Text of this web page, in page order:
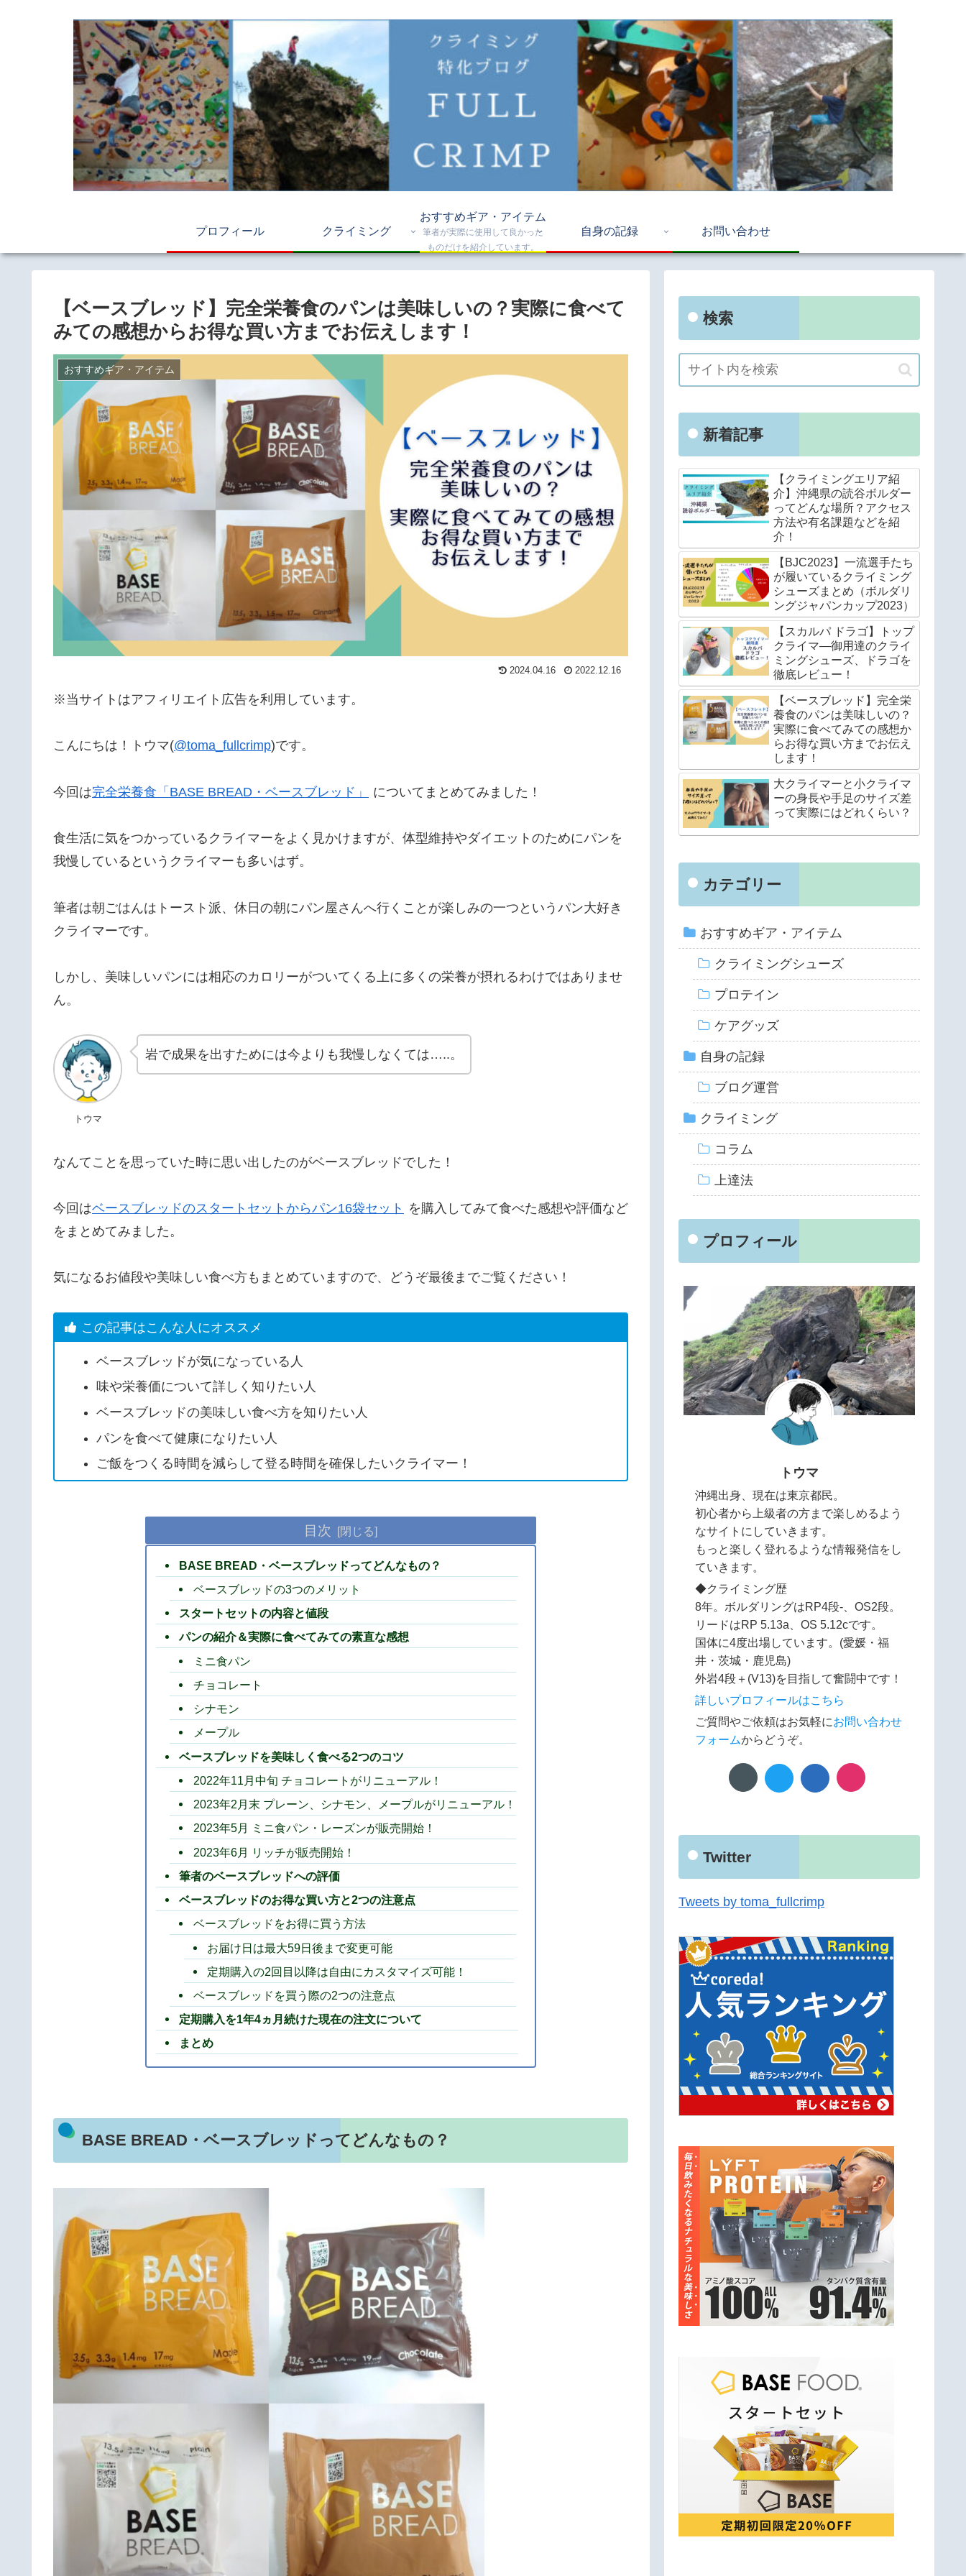
プロフィール クライミング
おすすめギア・アイテム
筆者が実際に使用して良かった
ものだけを紹介しています。
自身の記録 お問い合わせ
【ベースブレッド】完全栄養食のパンは美味しいの？実際に食べて
みての感想からお得な買い方までお伝えします！
おすすめギア・アイテム
2024.04.16 2022.12.16
※当サイトはアフィリエイト広告を利用しています。
こんにちは！トウマ(@toma_fullcrimp)です。
今回は完全栄養食「BASE BREAD・ベースブレッド」 についてまとめてみました！
食生活に気をつかっているクライマーをよく見かけますが、体型維持やダイエットのためにパンを
我慢しているというクライマーも多いはず。
筆者は朝ごはんはトースト派、休日の朝にパン屋さんへ行くことが楽しみの一つというパン大好き
クライマーです。
しかし、美味しいパンには相応のカロリーがついてくる上に多くの栄養が摂れるわけではありませ
ん。
トウマ
岩で成果を出すためには今よりも我慢しなくては…..。
なんてことを思っていた時に思い出したのがベースブレッドでした！
今回はベースブレッドのスタートセットからパン16袋セット を購入してみて食べた感想や評価など
をまとめてみました。
気になるお値段や美味しい食べ方もまとめていますので、どうぞ最後までご覧ください！
この記事はこんな人にオススメ
ベースブレッドが気になっている人
味や栄養価について詳しく知りたい人
ベースブレッドの美味しい食べ方を知りたい人
パンを食べて健康になりたい人
ご飯をつくる時間を減らして登る時間を確保したいクライマー！
目次
BASE BREAD・ベースブレッドってどんなもの？
ベースブレッドの3つのメリット
スタートセットの内容と値段
パンの紹介＆実際に食べてみての素直な感想
ミニ食パン
チョコレート
シナモン
メープル
ベースブレッドを美味しく食べる2つのコツ
2022年11月中旬 チョコレートがリニューアル！
2023年2月末 プレーン、シナモン、メープルがリニューアル！
2023年5月 ミニ食パン・レーズンが販売開始！
2023年6月 リッチが販売開始！
筆者のベースブレッドへの評価
ベースブレッドのお得な買い方と2つの注意点
ベースブレッドをお得に買う方法
お届け日は最大59日後まで変更可能
定期購入の2回目以降は自由にカスタマイズ可能！
ベースブレッドを買う際の2つの注意点
定期購入を1年4ヵ月続けた現在の注文について
まとめ
BASE BREAD・ベースブレッドってどんなもの？
検索
新着記事
【クライミングエリア紹
介】沖縄県の読谷ボルダー
ってどんな場所？アクセス
方法や有名課題などを紹
介！
【BJC2023】一流選手たち
が履いているクライミング
シューズまとめ（ボルダリ
ングジャパンカップ2023）
【スカルパ ドラゴ】トップ
クライマ―御用達のクライ
ミングシューズ、ドラゴを
徹底レビュー！
【ベースブレッド】完全栄
養食のパンは美味しいの？
実際に食べてみての感想か
らお得な買い方までお伝え
します！
大クライマーと小クライマ
ーの身長や手足のサイズ差
って実際にはどれくらい？
カテゴリー
おすすめギア・アイテム
クライミングシューズ
プロテイン
ケアグッズ
自身の記録
ブログ運営
クライミング
コラム
上達法
プロフィール
トウマ
沖縄出身、現在は東京都民。
初心者から上級者の方まで楽しめるよう
なサイトにしていきます。
もっと楽しく登れるような情報発信をし
ていきます。
◆クライミング歴
8年。ボルダリングはRP4段-、OS2段。
リードはRP 5.13a、OS 5.12cです。
国体に4度出場しています。(愛媛・福
井・茨城・鹿児島)
外岩4段＋(V13)を目指して奮闘中です！
詳しいプロフィールはこちら
ご質問やご依頼はお気軽にお問い合わせ
フォームからどうぞ。
Twitter
Tweets by toma_fullcrimp